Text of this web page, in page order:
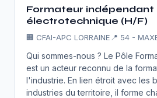
Formateur indépendant
électrotechnique (H/F)
🏢 CFAI-APC LORRAINE 📍 54 -
Qui sommes-nous ? Le Pôle
est un acteur reconnu de la
l'industrie. En lien étroit avec les
industries du territoire, il forme